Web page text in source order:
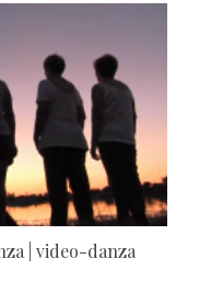
| video-danza